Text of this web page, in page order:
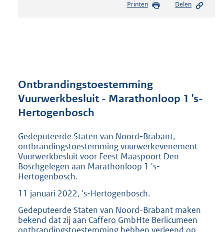
s
r
o
e
:
1
9
b
Printen Delen
Ontbrandingstoestemming
Vuurwerkbesluit - Marathonloop 1 's-
Hertogenbosch
Gedeputeerde Staten van Noord-Brabant,
ontbrandingstoestemming vuurwerkevenement
Vuurwerkbesluit voor Feest Maaspoort Den
Boschgelegen aan Marathonloop 1 's-
Hertogenbosch.
11 januari 2022, 's-Hertogenbosch.
Gedeputeerde Staten van Noord-Brabant maken
bekend dat zij aan Caffero GmbHte Berlicumeen